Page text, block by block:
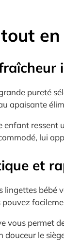
pureté
apaisante
ressent
lui
et
lingettes bébé
pouvez
vous permet
le